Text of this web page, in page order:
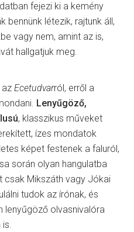
fejezi ki a kemény
bennünk létezik, rajtunk áll,
vagy nem, amint az is,
hallgatjuk meg.
az Ecetudvarról, erről a
Lenyűgöző,
, klasszikus műveket
ízes mondatok
képet festenek a faluról,
során olyan hangulatba
csak Mikszáth vagy Jókai
tudok az írónak, és
lenyűgöző olvasnivalóra
is.